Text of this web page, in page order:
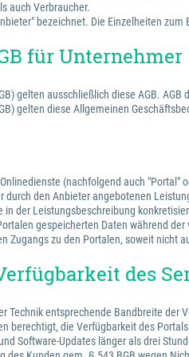
auch Verbraucher.
bezeichnet. Die Einzelheiten
für Unternehmer
gelten ausschließlich diese AGB.
gelten diese Allgemeinen
(nachfolgend auch
durch den Anbieter angebotenen
in der Leistungsbeschreibung
gespeicherten Daten während
Zugangs zu den Portalen, soweit
des
Technik entsprechende Bandbreite
berechtigt, die Verfügbarkeit des
Software-Updates länger als drei